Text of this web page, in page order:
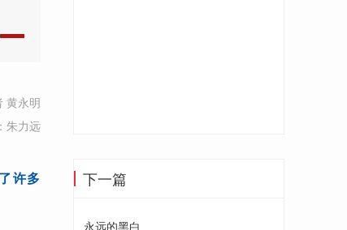
黄永明
朱力远
许多
下一篇
永远的黑白